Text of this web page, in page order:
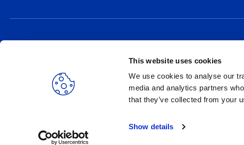
This website uses cookies
We use cookies to analyse our
media and analytics partners
that they’ve collected from your
Show details
2026 Ecolint. Tous droits réservés.